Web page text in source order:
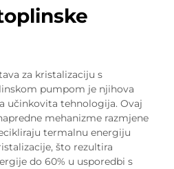
za kristalizaciju s
pumpom je njihova
učinkovita tehnologija. Ovaj
mehanizme razmjene
termalnu energiju
što rezultira
do 60% u usporedbi s